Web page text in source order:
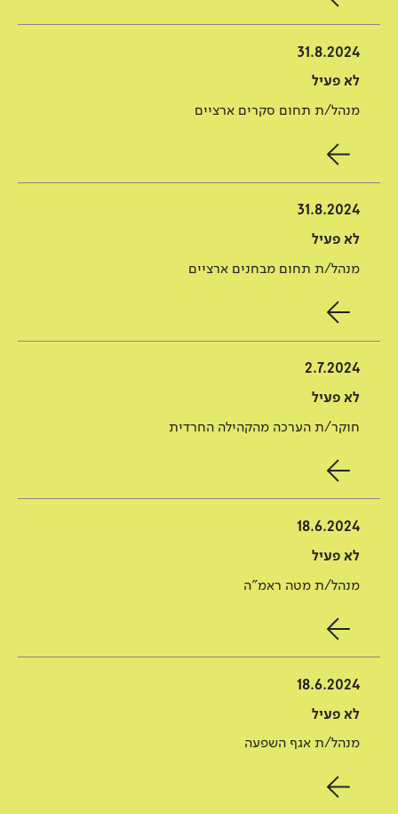
31.8.2024
לא פעיל
מנהל/ת תחום סקרים ארציים
31.8.2024
לא פעיל
מנהל/ת תחום מבחנים ארציים
2.7.2024
לא פעיל
חוקר/ת הערכה מהקהילה החרדית
18.6.2024
לא פעיל
מנהל/ת מטה ראמ"ה
18.6.2024
לא פעיל
מנהל/ת אגף השפעה